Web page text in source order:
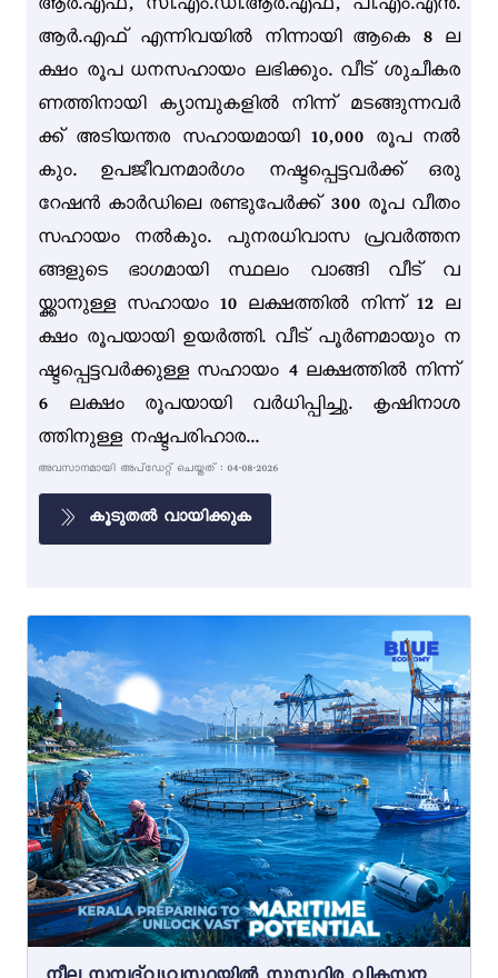
ആർ.എഫ്, സി.എം.ഡി.ആർ.എഫ്, പി.എം.എൻ.
ആർ.എഫ് എന്നിവയിൽ നിന്നായി ആകെ 8 ല
ക്ഷം രൂപ ധനസഹായം ലഭിക്കും. വീട് ശുചീകര
ണത്തിനായി ക്യാമ്പുകളിൽ നിന്ന് മടങ്ങുന്നവർ
ക്ക് അടിയന്തര സഹായമായി 10,000 രൂപ നൽ
കും. ഉപജീവനമാർഗം നഷ്ടപ്പെട്ടവർക്ക് ഒരു
റേഷൻ കാർഡിലെ രണ്ടുപേർക്ക് 300 രൂപ വീതം
സഹായം നൽകും. പുനരധിവാസ പ്രവർത്തന
ങ്ങളുടെ ഭാഗമായി സ്ഥലം വാങ്ങി വീട് വ
യ്ക്കാനുള്ള സഹായം 10 ലക്ഷത്തിൽ നിന്ന് 12 ല
ക്ഷം രൂപയായി ഉയർത്തി. വീട് പൂർണമായും ന
ഷ്ടപ്പെട്ടവർക്കുള്ള സഹായം 4 ലക്ഷത്തിൽ നിന്ന്
6 ലക്ഷം രൂപയായി വർധിപ്പിച്ചു. കൃഷിനാശ
ത്തിനുള്ള നഷ്ടപരിഹാര...
അവസാനമായി അപ്ഡേറ്റ് ചെയ്തത് : 04-08-2026
കൂടുതൽ വായിക്കുക